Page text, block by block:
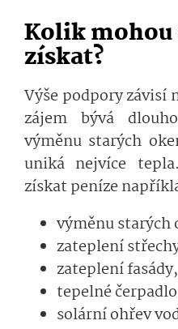
Kolik
získat?
Výše podpory závisí
zájem bývá
výměnu starých
uniká nejvíce
získat peníze
výměnu starých
zateplení
zateplení fasády,
tepelné
solární ohřev